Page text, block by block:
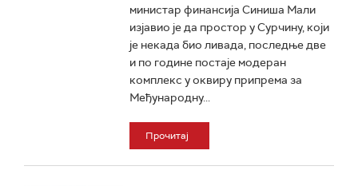
министар финансија Синиша Мали
изјавио је да простор у Сурчину, који
је некада био ливада, последње две
и по године постаје модеран
комплекс у оквиру припрема за
Међународну...
Прочитај